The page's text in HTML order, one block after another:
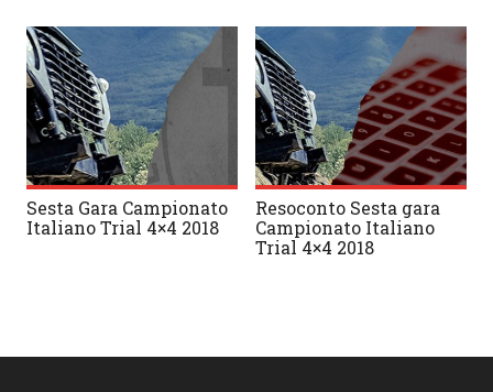
Sesta Gara Campionato
Italiano Trial 4×4 2018
Resoconto Sesta gara
Campionato Italiano
Trial 4×4 2018